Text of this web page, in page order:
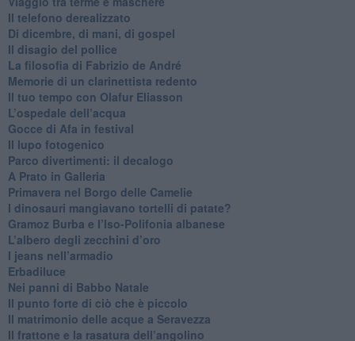
Il telefono derealizzato
​Di dicembre, di mani, di gospel
​Il disagio del pollice
​La filosofia di Fabrizio de André
Memorie di un clarinettista redento
​Il tuo tempo con Olafur Eliasson
​L’ospedale dell’acqua
​Gocce di Afa in festival
​Il lupo fotogenico
​Parco divertimenti: il decalogo
​A Prato in Galleria
​Primavera nel Borgo delle Camelie
I dinosauri mangiavano tortelli di patate?
​Gramoz Burba e l’Iso-Polifonia albanese
L’albero degli zecchini d’oro
​I jeans nell’armadio
Erbadiluce
Nei panni di Babbo Natale
​Il punto forte di ciò che è piccolo
​Il matrimonio delle acque a Seravezza
​Il frattone e la rasatura dell’angolino